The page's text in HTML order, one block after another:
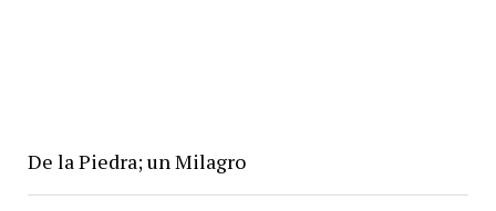
De la Piedra; un Milagro